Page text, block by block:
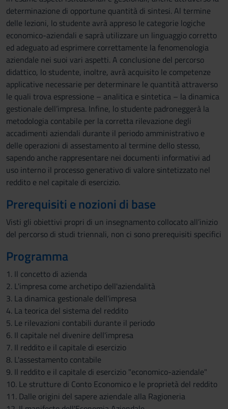
determinazione di opportune quantità di sintesi. Al termine
delle lezioni, lo studente avrà appreso le categorie logiche
economico-aziendali e saprà utilizzare un linguaggio corretto
ed adeguato ad esprimere correttamente la fenomenologia
aziendale nei suoi vari aspetti. A conclusione del percorso
didattico, lo studente, inoltre, avrà acquisito le competenze
applicative necessarie per determinare le quantità attraverso
le quali trova espressione – analitica e sintetica – la dinamica
gestionale dell’impresa. Infine, lo studente padroneggerà la
metodologia contabile per la corretta rilevazione degli
accadimenti aziendali durante il periodo amministrativo e
delle operazioni di assestamento al termine dello stesso,
sapendo anche rappresentare nei documenti informativi ad
uso interno il processo generativo di valore sintetizzato nel
reddito e nel capitale di esercizio.
Prerequisiti e nozioni di base
Visti gli obiettivi propri di un insegnamento collocato all’inizio
del percorso di studi triennali, non ci sono prerequisiti specifici
Programma
1. Il concetto di azienda
2. L'impresa come archetipo dell'aziendalità
3. La dinamica gestionale dell'impresa
4. La teorica del sistema del reddito
5. Le rilevazioni contabili durante il periodo
6. Il capitale nel divenire dell'impresa
7. Il reddito e il capitale di esercizio
8. L'assestamento contabile
9. Il reddito e il capitale di esercizio "economico-aziendale"
10. Le strutture di Conto Economico e le proprietà del reddito
11. Dalle origini del sapere aziendale alla Ragioneria